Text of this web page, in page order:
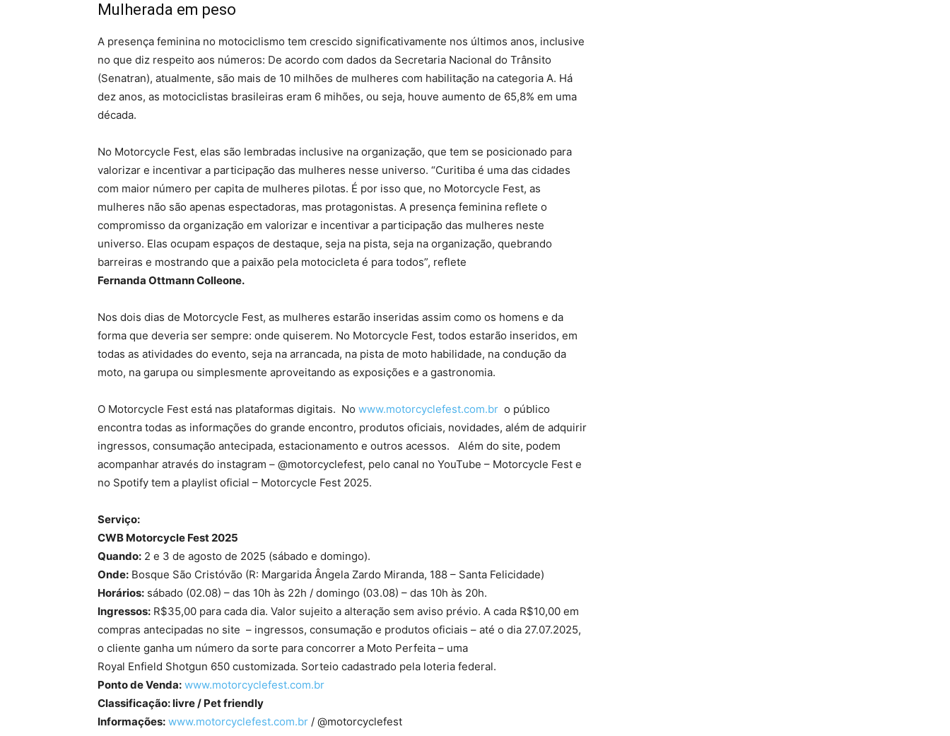
Mulherada em peso
A presença feminina no motociclismo tem crescido significativamente nos últimos anos, inclusive
no que diz respeito aos números: De acordo com dados da Secretaria Nacional do Trânsito
(Senatran), atualmente, são mais de 10 milhões de mulheres com habilitação na categoria A. Há
dez anos, as motociclistas brasileiras eram 6 mihões, ou seja, houve aumento de 65,8% em uma
década.
No Motorcycle Fest, elas são lembradas inclusive na organização, que tem se posicionado para
valorizar e incentivar a participação das mulheres nesse universo. “Curitiba é uma das cidades
com maior número per capita de mulheres pilotas. É por isso que, no Motorcycle Fest, as
mulheres não são apenas espectadoras, mas protagonistas. A presença feminina reflete o
compromisso da organização em valorizar e incentivar a participação das mulheres neste
universo. Elas ocupam espaços de destaque, seja na pista, seja na organização, quebrando
barreiras e mostrando que a paixão pela motocicleta é para todos”, reflete
Fernanda Ottmann Colleone.
Nos dois dias de Motorcycle Fest, as mulheres estarão inseridas assim como os homens e da
forma que deveria ser sempre: onde quiserem. No Motorcycle Fest, todos estarão inseridos, em
todas as atividades do evento, seja na arrancada, na pista de moto habilidade, na condução da
moto, na garupa ou simplesmente aproveitando as exposições e a gastronomia.
O Motorcycle Fest está nas plataformas digitais. No www.motorcyclefest.com.br o público
encontra todas as informações do grande encontro, produtos oficiais, novidades, além de adquirir
ingressos, consumação antecipada, estacionamento e outros acessos. Além do site, podem
acompanhar através do instagram – @motorcyclefest, pelo canal no YouTube – Motorcycle Fest e
no Spotify tem a playlist oficial – Motorcycle Fest 2025.
Serviço:
CWB Motorcycle Fest 2025
Quando: 2 e 3 de agosto de 2025 (sábado e domingo).
Onde: Bosque São Cristóvão (R: Margarida Ângela Zardo Miranda, 188 – Santa Felicidade)
Horários: sábado (02.08) – das 10h às 22h / domingo (03.08) – das 10h às 20h.
Ingressos: R$35,00 para cada dia. Valor sujeito a alteração sem aviso prévio. A cada R$10,00 em
compras antecipadas no site – ingressos, consumação e produtos oficiais – até o dia 27.07.2025,
o cliente ganha um número da sorte para concorrer a Moto Perfeita – uma
Royal Enfield Shotgun 650 customizada. Sorteio cadastrado pela loteria federal.
Ponto de Venda: www.motorcyclefest.com.br
Classificação:livre / Pet friendly
Informações: www.motorcyclefest.com.br / @motorcyclefest